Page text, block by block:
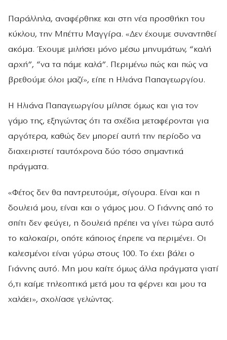
Παράλληλα, αναφέρθηκε και στη νέα προσθήκη του
κύκλου, την Μπέττυ Μαγγίρα. «Δεν έχουμε συναντηθεί
ακόμα. Έχουμε μιλήσει μόνο μέσω μηνυμάτων, “καλή
αρχή”, “να τα πάμε καλά”. Περιμένω πώς και πώς να
βρεθούμε όλοι μαζί», είπε η Ηλιάνα Παπαγεωργίου.
Η Ηλιάνα Παπαγεωργίου μίλησε όμως και για τον
γάμο της, εξηγώντας ότι τα σχέδια μεταφέρονται για
αργότερα, καθώς δεν μπορεί αυτή την περίοδο να
διαχειριστεί ταυτόχρονα δύο τόσο σημαντικά
πράγματα.
«Φέτος δεν θα παντρευτούμε, σίγουρα. Είναι και η
δουλειά μου, είναι και ο γάμος μου. Ο Γιάννης από το
σπίτι δεν φεύγει, η δουλειά πρέπει να γίνει τώρα αυτό
το καλοκαίρι, οπότε κάποιος έπρεπε να περιμένει. Οι
καλεσμένοι είναι γύρω στους 100. Το έχει βάλει ο
Γιάννης αυτό. Μη μου καίτε όμως άλλα πράγματα γιατί
ό,τι καίμε τηλεοπτικά μετά μου τα φέρνει και μου τα
χαλάει», σχολίασε γελώντας.